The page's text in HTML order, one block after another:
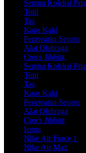
Semua Koleksi Pria
Topi
Tas
Kaos Kaki
Perawatan Sepatu
Alat Olahraga
Crocs Jibbitz
Semua Koleksi Pria
Topi
Tas
Kaos Kaki
Perawatan Sepatu
Alat Olahraga
Crocs Jibbitz
Icons
Nike Air Force 1
Nike Air Max